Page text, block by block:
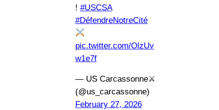
! #USCSA
#DéfendreNotreCité
pic.twitter.com/OlzUv
w1e7f
— US Carcassonne⚔
(@us_carcassonne)
February 27, 2026